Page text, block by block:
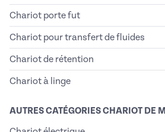
Chariot porte fut
Chariot pour transfert de fluides
Chariot de rétention
Chariot à linge
AUTRES CATÉGORIES CHARIOT DE